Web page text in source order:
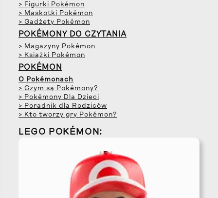
> Figurki Pokémon
> Maskotki Pokémon
> Gadżety Pokémon
POKÉMONY DO CZYTANIA
> Magazyny Pokémon
> Książki Pokémon
POKÉMON
O Pokémonach
> Czym są Pokémony?
> Pokémony Dla Dzieci
> Poradnik dla Rodziców
> Kto tworzy gry Pokémon?
LEGO POKÉMON: